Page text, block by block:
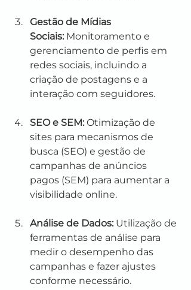
Gestão de Mídias
Sociais: Monitoramento e
gerenciamento de perfis em
redes sociais, incluindo a
criação de postagens e a
interação com seguidores.
SEO e SEM: Otimização de
sites para mecanismos de
busca (SEO) e gestão de
campanhas de anúncios
pagos (SEM) para aumentar a
visibilidade online.
Análise de Dados: Utilização de
ferramentas de análise para
medir o desempenho das
campanhas e fazer ajustes
conforme necessário.